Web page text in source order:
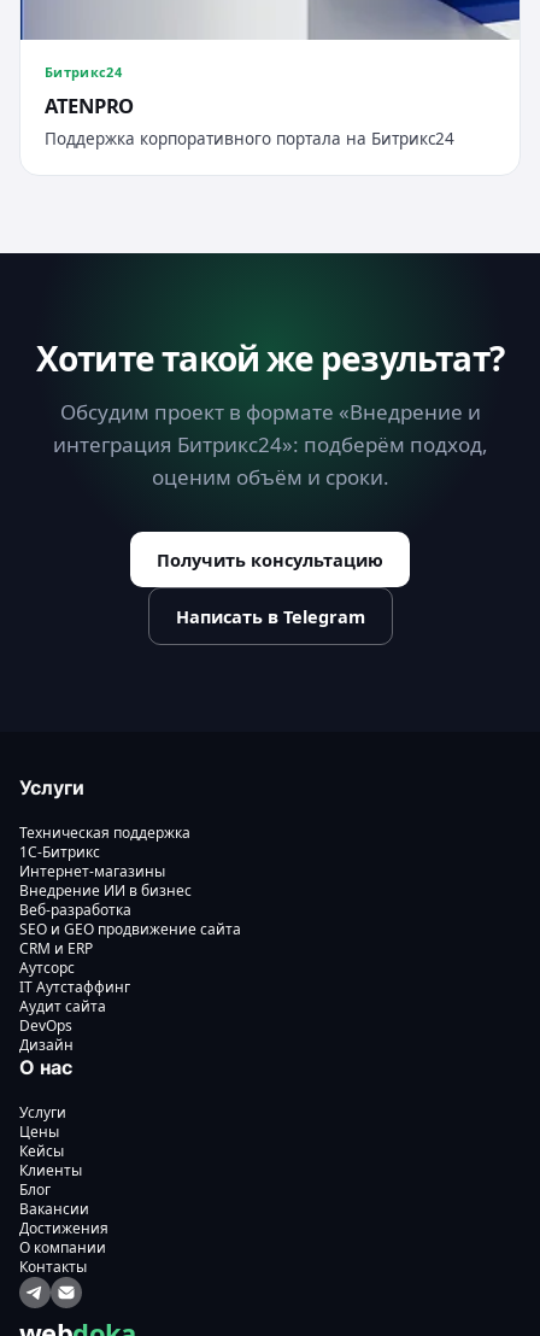
Битрикс24
ATENPRO
Поддержка корпоративного портала на Битрикс24
Хотите такой же результат?
Обсудим проект в формате «Внедрение и
интеграция Битрикс24»: подберём подход,
оценим объём и сроки.
Получить консультацию
Написать в Telegram
Услуги
Техническая поддержка
1С-Битрикс
Интернет-магазины
Внедрение ИИ в бизнес
Веб-разработка
SEO и GEO продвижение сайта
CRM и ERP
Аутсорс
IT Аутстаффинг
Аудит сайта
DevOps
Дизайн
О нас
Услуги
Цены
Кейсы
Клиенты
Блог
Вакансии
Достижения
О компании
Контакты